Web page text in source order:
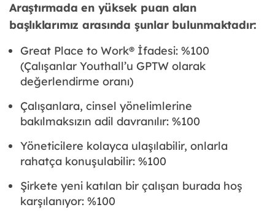
Araştırmada en yüksek puan alan
başlıklarımız arasında şunlar bulunmaktadır:
Great Place to Work® İfadesi: %100
(Çalışanlar Youthall’u GPTW olarak
değerlendirme oranı)
Çalışanlara, cinsel yönelimlerine
bakılmaksızın adil davranılır: %100
Yöneticilere kolayca ulaşılabilir, onlarla
rahatça konuşulabilir: %100
Şirkete yeni katılan bir çalışan burada hoş
karşılanıyor: %100